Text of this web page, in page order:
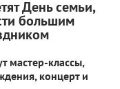
День семьи,
большим
мастер-классы,
концерт и